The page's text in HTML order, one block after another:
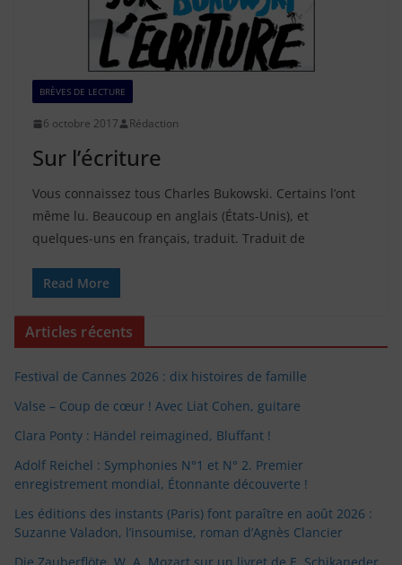
BRÈVES DE LECTURE
6 octobre 2017 Rédaction
Sur l’écriture
Vous connaissez tous Charles Bukowski. Certains l’ont
même lu. Beaucoup en anglais (États-Unis), et
quelques-uns en français, traduit. Traduit de
Read More
Articles récents
Festival de Cannes 2026 : dix histoires de famille
Valse – Coup de cœur ! Avec Liat Cohen, guitare
Clara Ponty : Händel reimagined, Bluffant !
Adolf Reichel : Symphonies N°1 et N° 2. Premier
enregistrement mondial, Étonnante découverte !
Les éditions des instants (Paris) font paraître en août 2026 :
Suzanne Valadon, l’insoumise, roman d’Agnès Clancier